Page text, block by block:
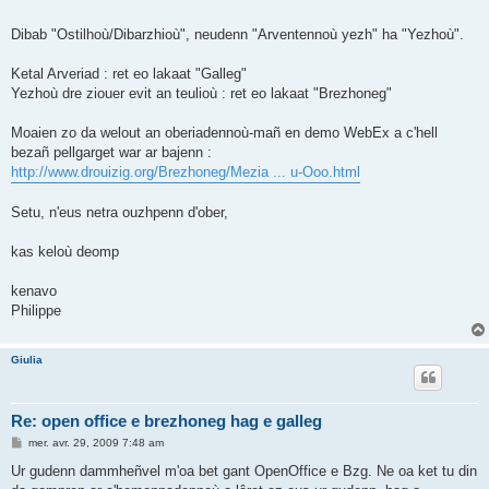
Dibab "Ostilhoù/Dibarzhioù", neudenn "Arventennoù yezh" ha "Yezhoù".
Ketal Arveriad : ret eo lakaat "Galleg"
Yezhoù dre ziouer evit an teulioù : ret eo lakaat "Brezhoneg"
Moaien zo da welout an oberiadennoù-mañ en demo WebEx a c'hell
bezañ pellgarget war ar bajenn :
http://www.drouizig.org/Brezhoneg/Mezia ... u-Ooo.html
Setu, n'eus netra ouzhpenn d'ober,
kas keloù deomp
kenavo
Philippe
Giulia
Re: open office e brezhoneg hag e galleg
M
s
mer. avr. 29, 2009 7:48 am
Ur gudenn dammheñvel m'oa bet gant OpenOffice e Bzg. Ne oa ket tu din